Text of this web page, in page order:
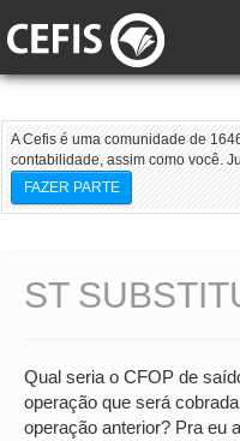
A Cefis é uma comunidade de
contabilidade, assim como você.
FAZER PARTE
ST
Qual seria o CFOP de
operação que será
operação anterior? Pra eu